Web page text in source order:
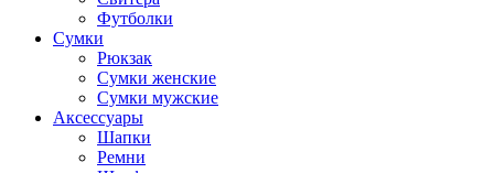
Футболки
Сумки
Рюкзак
Сумки женские
Сумки мужские
Аксеcсуары
Шапки
Ремни